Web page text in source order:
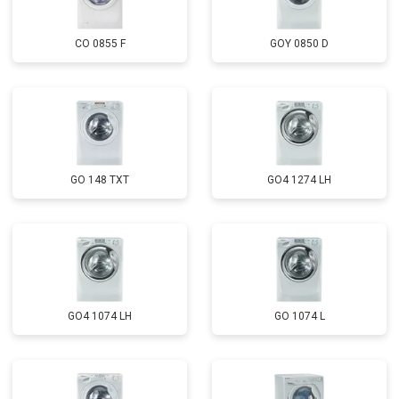
CO 0855 F GOY 0850 D
GO 148 TXT GO4 1274 LH
GO4 1074 LH GO 1074 L